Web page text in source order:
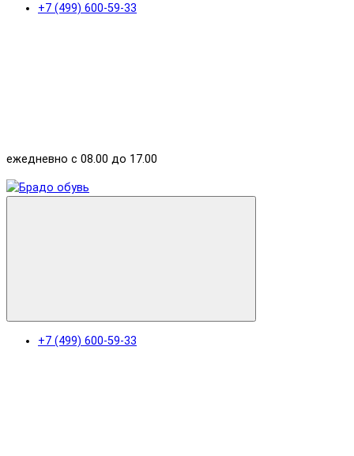
+7 (499) 600-59-33
ежедневно с 08.00 до 17.00
+7 (499) 600-59-33